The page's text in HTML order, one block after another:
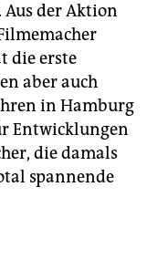
der Aktion
die erste
aber auch
in Hamburg
Entwicklungen
die damals
spannende